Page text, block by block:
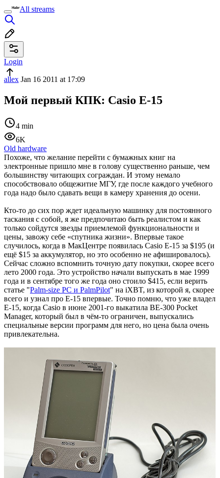
All streams
Login
allex Jan 16 2011 at 17:09
Мой первый КПК: Casio E-15
4 min
6K
Old hardware
Похоже, что желание перейти с бумажных книг на
электронные пришло мне в голову существенно раньше, чем
большинству читающих сограждан. И этому немало
способствовало общежитие МГУ, где после каждого учебного
года надо было сдавать вещи в камеру хранения до осени.
Кто-то до сих пор ждет идеальную машинку для постоянного
таскания с собой, я же предпочитаю быть реалистом и как
только сойдутся звезды приемлемой функциональности и
цены, завожу себе «спутника жизни». Впервые такое
случилось, когда в МакЦентре появилась Casio E-15 за $195 (и
ещё $15 за аккумулятор, но это особенно не афишировалось).
Сейчас сложно вспомнить точную дату покупки, скорее всего
лето 2000 года. Это устройство начали выпускать в мае 1999
года и в сентябре того же года оно стоило $415, если верить
статье "Palm-size PC и PalmPilot" на iXBT, из которой я, скорее
всего и узнал про E-15 впервые. Точно помню, что уже владел
E-15, когда Casio в июне 2001-го выкатила BE-300 Pocket
Manager, который был в чём-то ограничен, выпускались
специальные версии программ для него, но цена была очень
привлекательна.